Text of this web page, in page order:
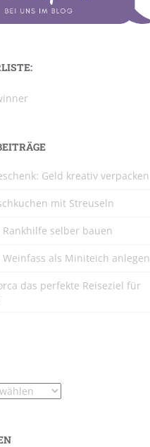
Geld kreativ verpacken
mit Streuseln
Rankhilfe selber bauen
Weinfass als Miniteich anlegen
das perfekte Reiseziel für